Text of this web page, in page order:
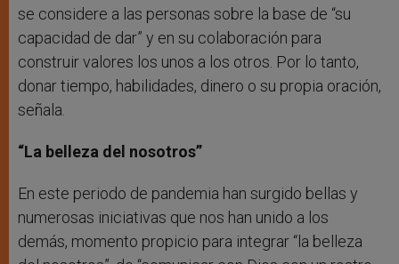
se considere a las personas sobre la base de “su
capacidad de dar” y en su colaboración para
construir valores los unos a los otros. Por lo tanto,
donar tiempo, habilidades, dinero o su propia oración,
señala.
“La belleza del nosotros”
En este periodo de pandemia han surgido bellas y
numerosas iniciativas que nos han unido a los
demás, momento propicio para integrar “la belleza